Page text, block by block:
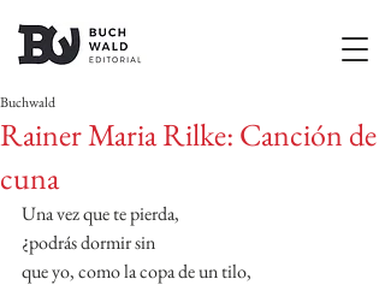
Rainer Maria Rilke: Canción de
cuna
Buchwald
Una vez que te pierda,
¿podrás dormir sin
que yo, como la copa de un tilo,